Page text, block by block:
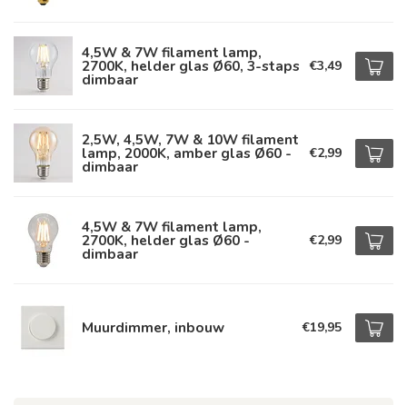
4,5W & 7W filament lamp,
2700K, helder glas Ø60, 3-staps
dimbaar
€3,49
2,5W, 4,5W, 7W & 10W filament
lamp, 2000K, amber glas Ø60 -
dimbaar
€2,99
4,5W & 7W filament lamp,
2700K, helder glas Ø60 -
dimbaar
€2,99
Muurdimmer, inbouw €19,95